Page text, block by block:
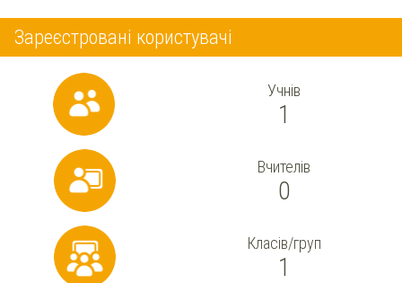
Зареєстровані користувачі
Учнів
1
Вчителів
0
Класів/груп
1